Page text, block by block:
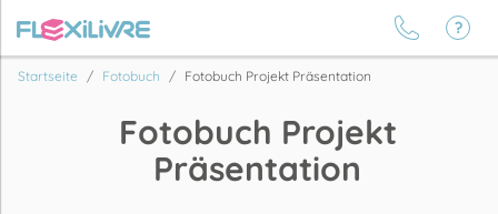
Startseite Fotobuch Fotobuch Projekt Präsentation
Fotobuch Projekt
Präsentation